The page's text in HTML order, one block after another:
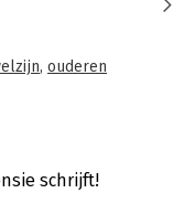
juist toe naarmate
levensloopsociologie,
stromingen rond
en mobiliteit
civil society, de
, ouderen
schrijft!